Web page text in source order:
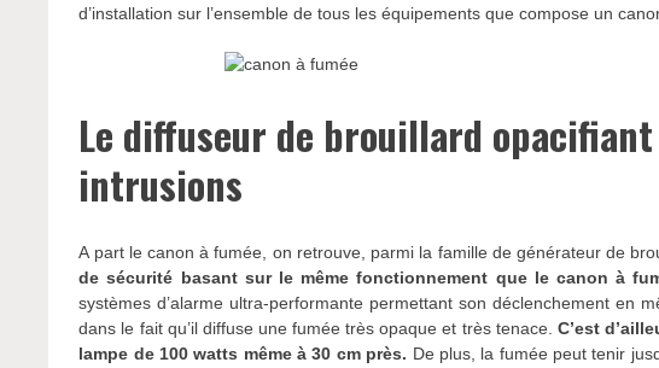
d’installation sur l’ensemble de tous les équipements que compose un
Le diffuseur de brouillard
intrusions
A part le canon à fumée, on retrouve, parmi la famille de générateur de
de sécurité basant sur le même fonctionnement que le canon à
systèmes d’alarme ultra-performante permettant son déclenchement en
dans le fait qu’il diffuse une fumée très opaque et très tenace. C’est
lampe de 100 watts même à 30 cm près. De plus, la fumée peut tenir